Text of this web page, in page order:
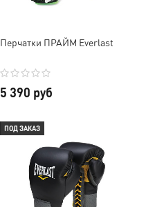
Перчатки ПРАЙМ Everlast
5 390 руб
ПОД ЗАКАЗ